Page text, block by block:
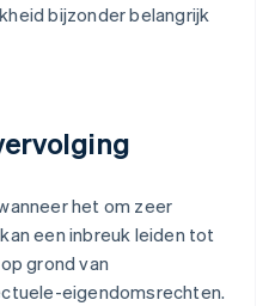
bijzonder belangrijk
het om zeer
een inbreuk leiden tot
grond van
eigendomsrechten.